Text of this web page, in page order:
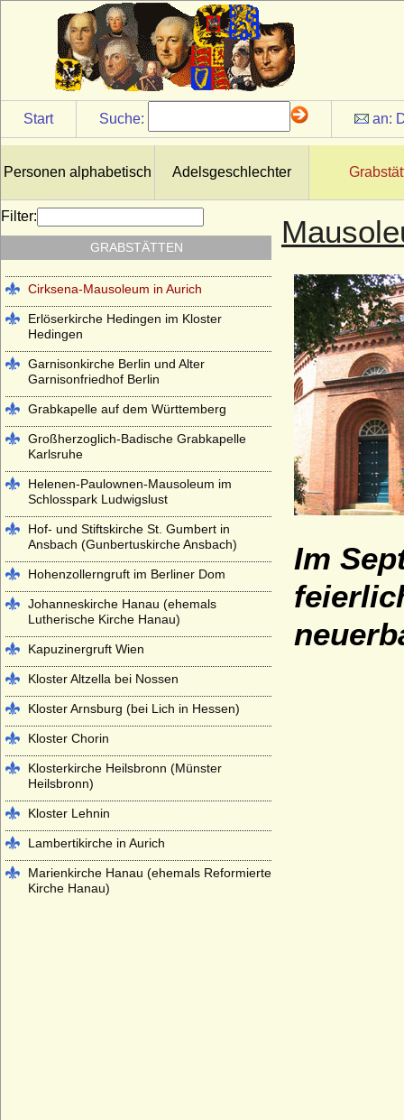
Start Suche: an:
Personen alphabetisch Adelsgeschlechter
Im
Filter:
GRABSTÄTTEN
Antikentempel im Park Sanssouci
Basilica di San Lorenzo in Florenz
(Cappelle Medicee)
Cirksena-Mausoleum in Aurich
Erlöserkirche Hedingen im Kloster
Hedingen
Garnisonkirche Berlin und Alter
Garnisonfriedhof Berlin
Grabkapelle auf dem Württemberg
Großherzoglich-Badische Grabkapelle
Karlsruhe
Helenen-Paulownen-Mausoleum im
Schlosspark Ludwigslust
Hof- und Stiftskirche St. Gumbert in
Ansbach (Gunbertuskirche Ansbach)
Hohenzollerngruft im Berliner Dom
Johanneskirche Hanau (ehemals
Lutherische Kirche Hanau)
Kapuzinergruft Wien
Kloster Altzella bei Nossen
Kloster Arnsburg (bei Lich in Hessen)
Kloster Chorin
Klosterkirche Heilsbronn (Münster
Heilsbronn)
Kloster Lehnin
Lambertikirche in Aurich
Marienkirche Hanau (ehemals Reformierte
Kirche Hanau)